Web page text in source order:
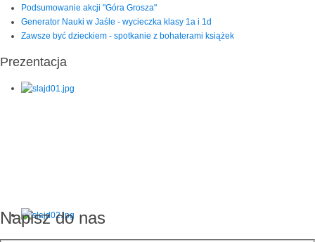
Podsumowanie akcji "Góra Grosza"
Generator Nauki w Jaśle - wycieczka klasy 1a i 1d
Zawsze być dzieckiem - spotkanie z bohaterami książek
Prezentacja
Napisz do nas